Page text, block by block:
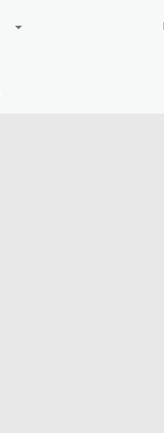
arrow_drop_down